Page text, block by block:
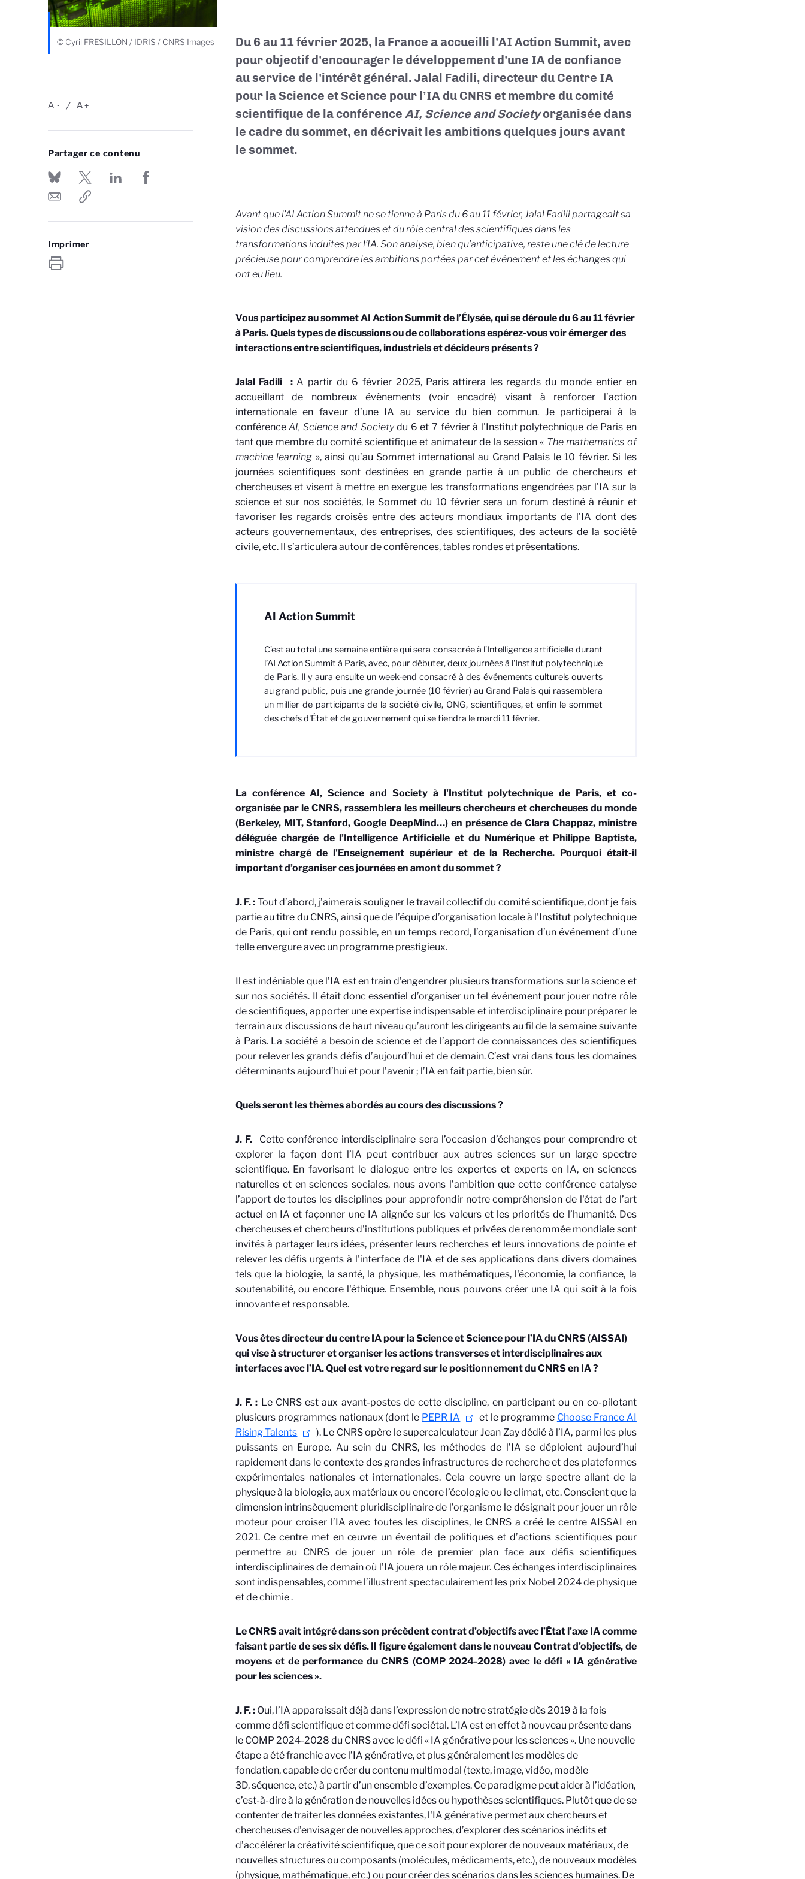
© Cyril FRESILLON / IDRIS / CNRS Images
-
A +
A
Partager ce contenu
Imprimer
Du 6 au 11 février 2025, la France a accueilli l'AI Action Summit, avec
pour objectif d'encourager le développement d'une IA de confiance
au service de l'intérêt général. Jalal Fadili, directeur du Centre IA
pour la Science et Science pour l’IA du CNRS et membre du comité
scientifique de la conférence AI, Science and Societyorganisée dans
le cadre du sommet, en décrivait les ambitions quelques jours avant
le sommet.
Avant que l’AI Action Summitne se tienne à Paris du 6 au 11 février, Jalal Fadilipartageait sa
vision des discussions attendues et du rôle central des scientifiques dans les
transformations induites par l’IA. Son analyse, bien qu’anticipative, reste une clé de lecture
précieuse pour comprendre les ambitions portées par cet événement et les échanges qui
ont eu lieu.
Vous participez au sommet AI Action Summitde l’Élysée, qui se déroule du 6 au 11 février
à Paris. Quels types de discussions ou de collaborations espérez-vous voir émerger des
interactions entre scientifiques, industriels et décideurs présents ?
Jalal Fadili :A partir du 6 février 2025, Paris attirera les regards du monde entier en
accueillant de nombreux évènements (voir encadré) visant à renforcer l’action
internationale en faveur d’une IA au service du bien commun. Je participerai à la
conférenceAI, Science and Societydu 6 et 7 février à l'Institut polytechnique de Paris en
tant que membre du comité scientifique et animateur de la session « The mathematics of
machine learning », ainsi qu’au Sommet international au Grand Palais le 10 février. Si les
journées scientifiques sont destinées en grande partie à un public de chercheurs et
chercheuses et visent à mettre en exergue les transformations engendrées par l’IA sur la
science et sur nos sociétés, le Sommet du 10 février sera un forum destiné à réunir et
favoriser les regards croisés entre des acteurs mondiaux importants de l’IA dont des
acteurs gouvernementaux, des entreprises, des scientifiques, des acteurs de la société
civile, etc. Il s’articulera autour de conférences, tables rondes et présentations.
AI Action Summit
C’est au total une semaine entière qui sera consacrée à l’Intelligence artificielle durant
l’AI Action Summit à Paris, avec, pour débuter, deux journées à l'Institut polytechnique
de Paris. Il y aura ensuite un week-end consacré à des événements culturels ouverts
au grand public, puis une grande journée (10 février) au Grand Palais qui rassemblera
un millier de participants de la société civile, ONG, scientifiques, et enfin le sommet
des chefs d'État et de gouvernement qui se tiendra le mardi 11 février.
La conférence AI, Science and Society à l'Institut polytechnique de Paris, et co-
organisée par le CNRS, rassemblera les meilleurs chercheurs et chercheuses du monde
(Berkeley, MIT, Stanford, Google DeepMind…) en présence de Clara Chappaz, ministre
déléguée chargée de l’Intelligence Artificielle et du Numérique et Philippe Baptiste,
ministre chargé de l'Enseignement supérieur et de la Recherche. Pourquoi était-il
important d’organiser ces journées en amont du sommet ?
J. F. : Tout d’abord, j’aimerais souligner le travail collectif du comité scientifique, dont je fais
partie au titre du CNRS, ainsi que de l’équipe d’organisation locale à l'Institut polytechnique
de Paris, qui ont rendu possible, en un temps record, l’organisation d’un événement d’une
telle envergure avec un programme prestigieux.
Il est indéniable que l’IA est en train d’engendrer plusieurs transformations sur la science et
sur nos sociétés. Il était donc essentiel d’organiser un tel événement pour jouer notre rôle
de scientifiques, apporter une expertise indispensable et interdisciplinaire pour préparer le
terrain aux discussions de haut niveau qu’auront les dirigeants au fil de la semaine suivante
à Paris. La société a besoin de science et de l’apport de connaissances des scientifiques
pour relever les grands défis d’aujourd’hui et de demain. C’est vrai dans tous les domaines
déterminants aujourd’hui et pour l’avenir ; l’IA en fait partie, bien sûr.
Quels seront les thèmes abordés au cours des discussions ?
J. F.
Cette conférence interdisciplinaire sera l’occasion d’échanges pour comprendre et
explorer la façon dont l’IA peut contribuer aux autres sciences sur un large spectre
scientifique. En favorisant le dialogue entre les expertes et experts en IA, en sciences
naturelles et en sciences sociales, nous avons l’ambition que cette conférence catalyse
l’apport de toutes les disciplines pour approfondir notre compréhension de l'état de l’art
actuel en IA et façonner une IA alignée sur les valeurs et les priorités de l’humanité. Des
chercheuses et chercheurs d'institutions publiques et privées de renommée mondiale sont
invités à partager leurs idées, présenter leurs recherches et leurs innovations de pointe et
relever les défis urgents à l'interface de l'IA et de ses applications dans divers domaines
tels que la biologie, la santé, la physique, les mathématiques, l'économie, la confiance, la
soutenabilité, ou encore l'éthique. Ensemble, nous pouvons créer une IA qui soit à la fois
innovante et responsable.
Vous êtes directeur du centre IA pour la Science et Science pour l’IA du CNRS (AISSAI)
qui vise à structurer et organiser les actions transverses et interdisciplinaires aux
interfaces avec l’IA. Quel est votre regard sur le positionnement du CNRS en IA ?
J. F. : Le CNRS est aux avant-postes de cette discipline, en participant ou en co-pilotant
plusieurs programmes nationaux (dont le PEPR IA et le programme Choose France AI
Rising Talents
). Le CNRS opère le supercalculateur Jean Zay dédié à l’IA, parmi les plus
puissants en Europe. Au sein du CNRS, les méthodes de l’IA se déploient aujourd’hui
rapidement dans le contexte des grandes infrastructures de recherche et des plateformes
expérimentales nationales et internationales. Cela couvre un large spectre allant de la
physique à la biologie, aux matériaux ou encore l’écologie ou le climat, etc. Conscient que la
dimension intrinsèquement pluridisciplinaire de l’organisme le désignait pour jouer un rôle
moteur pour croiser l’IA avec toutes les disciplines, le CNRS a créé le centre AISSAI en
2021. Ce centre met en œuvre un éventail de politiques et d’actions scientifiques pour
permettre au CNRS de jouer un rôle de premier plan face aux défis scientifiques
interdisciplinaires de demain où l’IA jouera un rôle majeur. Ces échanges interdisciplinaires
sont indispensables, comme l’illustrent spectaculairement les prix Nobel 2024 de physique
et de chimie.
Le CNRS avait intégré dans son précèdent contrat d’objectifs avec l’État l’axe IA comme
faisant partie de ses six défis. Il figure également dans le nouveau Contrat d’objectifs, de
moyens et de performance du CNRS (COMP 2024-2028) avec le défi « IA générative
pour les sciences ».
J. F. :Oui, l’IA apparaissait déjà dans l’expression de notre stratégie dès 2019 à la fois
comme défi scientifique et comme défi sociétal. L’IA est en effet à nouveau présente dans
le COMP 2024-2028 du CNRS avec le défi « IA générative pour les sciences ». Une nouvelle
étape a été franchie avec l’IA générative, et plus généralement les modèles de
fondation, capable de créer du contenu multimodal (texte, image, vidéo, modèle
3D, séquence, etc.) à partir d’un ensemble d’exemples. Ce paradigme peut aider à l’idéation,
c’est-à-dire à la génération de nouvelles idées ou hypothèses scientifiques. Plutôt que de se
contenter de traiter les données existantes, l'IA générative permet aux chercheurs et
chercheuses d’envisager de nouvelles approches, d’explorer des scénarios inédits et
d’accélérer la créativité scientifique, que ce soit pour explorer de nouveaux matériaux, de
nouvelles structures ou composants (molécules, médicaments, etc.), de nouveaux modèles
(physique, mathématique, etc.) ou pour créer des scénarios dans les sciences humaines. De